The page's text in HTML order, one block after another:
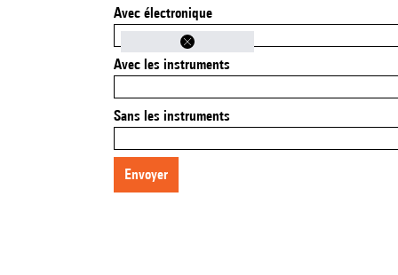
Avec électronique
Avec les instruments
Sans les instruments
envoyer